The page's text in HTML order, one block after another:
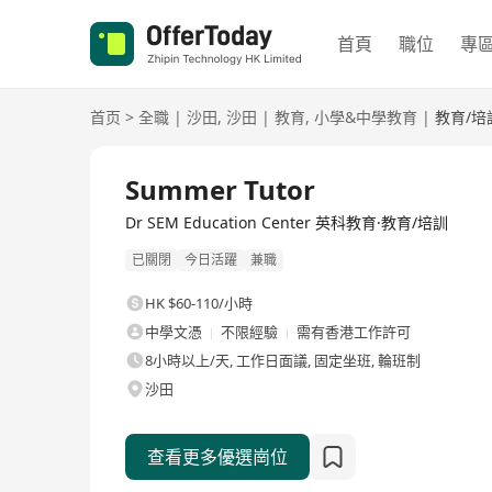
首頁 職位 專
首页 > 全職 | 沙田, 沙田 | 教育, 小學&中學教育 | 教育/培
Summer Tutor
Dr SEM Education Center 英科教育·教育/培訓
已關閉 今日活躍 兼職
HK $60-110/小時
中學文憑
不限經驗
需有香港工作許可
8小時以上/天, 工作日面議, 固定坐班, 輪班制
沙田
查看更多優選崗位